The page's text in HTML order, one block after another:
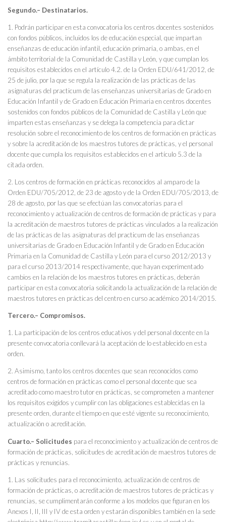
Segundo.– Destinatarios.
1. Podrán participar en esta convocatoria los centros docentes sostenidos
con fondos públicos, incluidos los de educación especial, que impartan
enseñanzas de educación infantil, educación primaria, o ambas, en el
ámbito territorial de la Comunidad de Castilla y León, y que cumplan los
requisitos establecidos en el artículo 4.2. de la Orden EDU/641/2012, de
25 de julio, por la que se regula la realización de las prácticas de las
asignaturas del practicum de las enseñanzas universitarias de Grado en
Educación Infantil y de Grado en Educación Primaria en centros docentes
sostenidos con fondos públicos de la Comunidad de Castilla y León que
imparten estas enseñanzas y se delega la competencia para dictar
resolución sobre el reconocimiento de los centros de formación en prácticas
y sobre la acreditación de los maestros tutores de prácticas, y el personal
docente que cumpla los requisitos establecidos en el artículo 5.3 de la
citada orden.
2. Los centros de formación en prácticas reconocidos al amparo de la
Orden EDU/705/2012, de 23 de agosto y de la Orden EDU/705/2013, de
28 de agosto, por las que se efectúan las convocatorias para el
reconocimiento y actualización de centros de formación de prácticas y para
la acreditación de maestros tutores de prácticas vinculados a la realización
de las prácticas de las asignaturas del practicum de las enseñanzas
universitarias de Grado en Educación Infantil y de Grado en Educación
Primaria en la Comunidad de Castilla y León para el curso 2012/2013 y
para el curso 2013/2014 respectivamente, que hayan experimentado
cambios en la relación de los maestros tutores en prácticas, deberán
participar en esta convocatoria solicitando la actualización de la relación de
maestros tutores en prácticas del centro en curso académico 2014/2015.
Tercero.– Compromisos.
1. La participación de los centros educativos y del personal docente en la
presente convocatoria conllevará la aceptación de lo establecido en esta
orden.
2. Asimismo, tanto los centros docentes que sean reconocidos como
centros de formación en prácticas como el personal docente que sea
acreditado como maestro tutor en prácticas, se comprometen a mantener
los requisitos exigidos y cumplir con las obligaciones establecidas en la
presente orden, durante el tiempo en que esté vigente su reconocimiento,
actualización o acreditación.
Cuarto.– Solicitudes para el reconocimiento y actualización de centros de
formación de prácticas, solicitudes de acreditación de maestros tutores de
prácticas y renuncias.
1. Las solicitudes para el reconocimiento, actualización de centros de
formación de prácticas, o acreditación de maestros tutores de prácticas y
renuncias, se cumplimentarán conforme a los modelos que figuran en los
Anexos I, II, III y IV de esta orden y estarán disponibles también en la sede